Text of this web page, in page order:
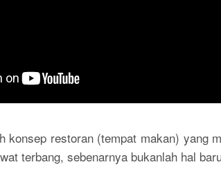
konsep restoran (tempat makan) yang
terbang, sebenarnya bukanlah hal